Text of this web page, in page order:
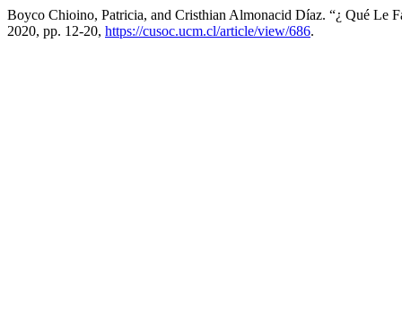
Boyco Chioino, Patricia, and Cristhian Almonacid Díaz. “¿ Qué Le
2020, pp. 12-20, https://cusoc.ucm.cl/article/view/686.